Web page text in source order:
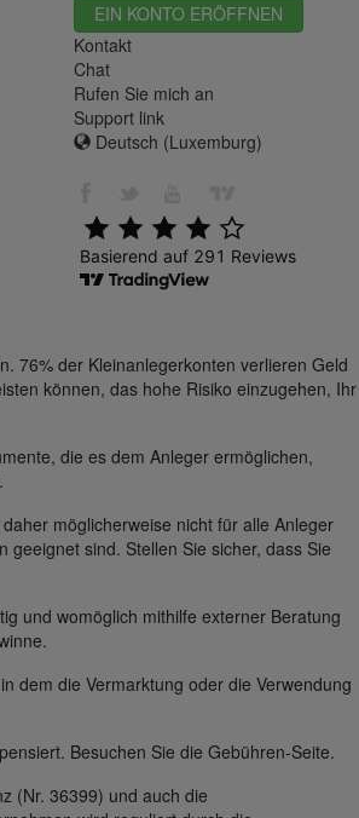
EIN KONTO ERÖFFNEN
Kontakt
Chat
Rufen Sie mich an
Support link
Deutsch (Luxemburg)
76% der Kleinanlegerkonten verlieren Geld
können, das hohe Risiko einzugehen, Ihr
die es dem Anleger ermöglichen,
möglicherweise nicht für alle Anleger
sind. Stellen Sie sicher, dass Sie
und womöglich mithilfe externer Beratung
dem die Vermarktung oder die Verwendung
Besuchen Sie die Gebühren-Seite.
(Nr. 36399) und auch die